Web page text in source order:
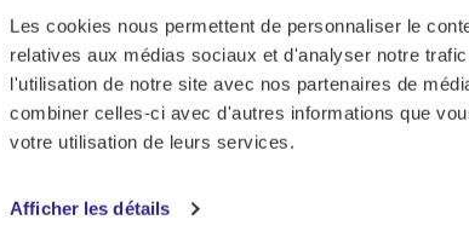
Les cookies nous permettent de personnaliser le
relatives aux médias sociaux et d'analyser notre
l'utilisation de notre site avec nos partenaires de
combiner celles-ci avec d'autres informations que
votre utilisation de leurs services.
Afficher les détails
Examens